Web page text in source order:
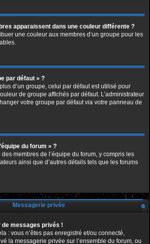
apparaissent dans une couleur différente ?
une couleur aux membres d’un groupe pour les
par défaut » ?
d’un groupe, celui par défaut est utilisé pour
de groupe affichés par défaut. L’administrateur
votre groupe par défaut via votre panneau de
du forum » ?
membres de l’équipe du forum, y compris les
ainsi que d’autres détails tels que les forums
Messagerie privée
messages privés !
: vous n’êtes pas enregistré et/ou connecté,
la messagerie privée sur l’ensemble du forum, ou